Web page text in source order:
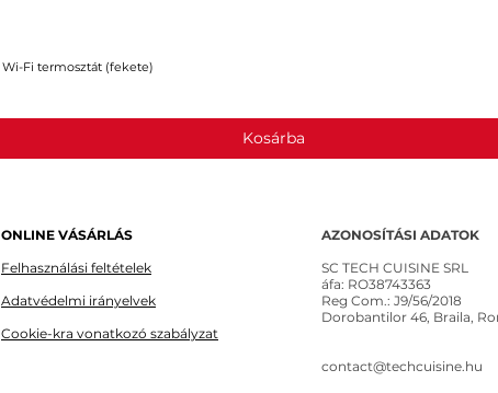
Wi-Fi termosztát (fekete)
Kosárba
ONLINE VÁSÁRLÁS
Felhasználási feltételek
Adatvédelmi irányelvek
Cookie-kra vonatkozó szabályzat
AZONOSÍTÁSI ADATOK
SC TECH CUISINE SRL
áfa: RO38743363
Reg Com.: J9/56/2018
Dorobantilor 46, Braila,
contact@techcuisine.hu